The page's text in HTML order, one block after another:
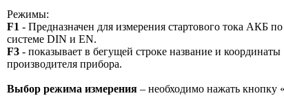
Режимы:
F1 - Предназначен для измерения стартового тока АКБ по
системе DIN и EN.
F3 - показывает в бегущей строке название и координаты
производителя прибора.
Выбор режима измерения – необходимо нажать кнопку